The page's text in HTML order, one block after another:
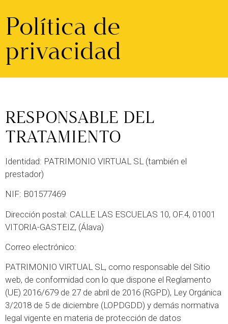
Política de
privacidad
RESPONSABLE DEL
TRATAMIENTO
Identidad: PATRIMONIO VIRTUAL SL (también el
prestador)
NIF: B01577469
Dirección postal: CALLE LAS ESCUELAS 10, OF.4, 01001
VITORIA-GASTEIZ, (Álava)
Correo electrónico:
PATRIMONIO VIRTUAL SL, como responsable del Sitio
web, de conformidad con lo que dispone el Reglamento
(UE) 2016/679 de 27 de abril de 2016 (RGPD), Ley Orgánica
3/2018 de 5 de diciembre (LOPDGDD) y demás normativa
legal vigente en materia de protección de datos